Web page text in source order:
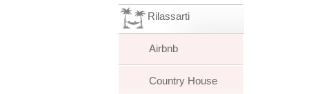
Rilassarti
Airbnb
Country House